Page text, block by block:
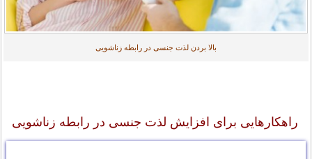
بالا بردن لذت جنسی در رابطه زناشویی
راهکارهایی برای افزایش لذت جنسی در رابطه زناشویی